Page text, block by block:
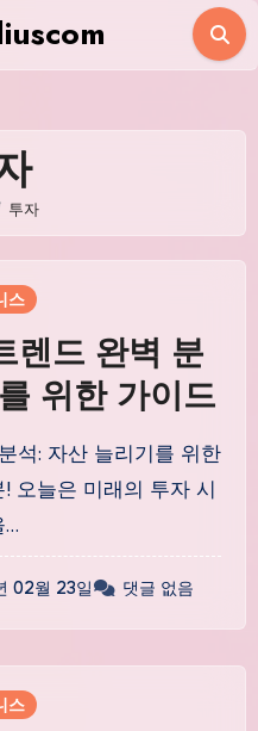
투자
스
드 완벽 분
위한 가이드
석: 자산 늘리기를 위한
오늘은 미래의 투자 시
…
02월 23일 댓글 없음
스